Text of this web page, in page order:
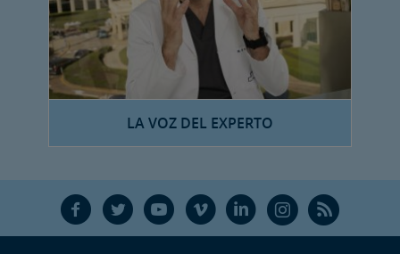
LA VOZ DEL EXPERTO
F T Y V L Ñ R